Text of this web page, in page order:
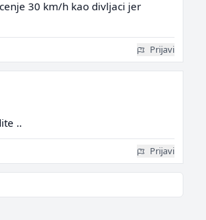
30 km/h kao divljaci jer
Prijavi
..
Prijavi